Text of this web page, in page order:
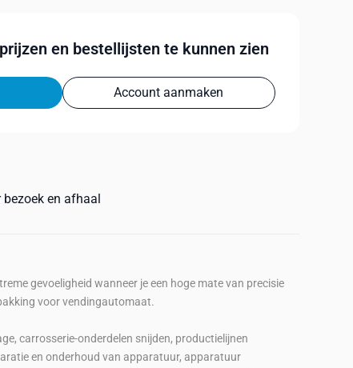
en bestellijsten te kunnen zien
Account aanmaken
bezoek en afhaal
gevoeligheid wanneer je een hoge mate van precisie
voor vendingautomaat.
carrosserie-onderdelen snijden, productielijnen
en onderhoud van apparatuur, apparatuur